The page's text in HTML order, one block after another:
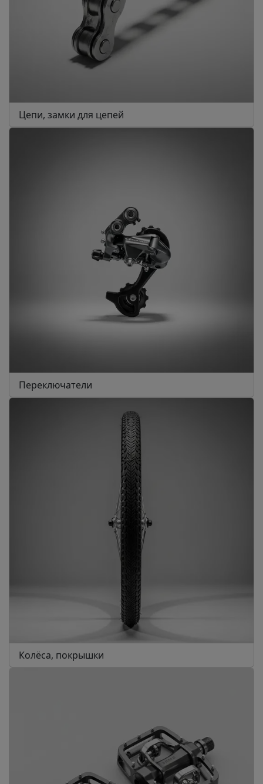
Цепи, замки для цепей
Переключатели
Колёса, покрышки